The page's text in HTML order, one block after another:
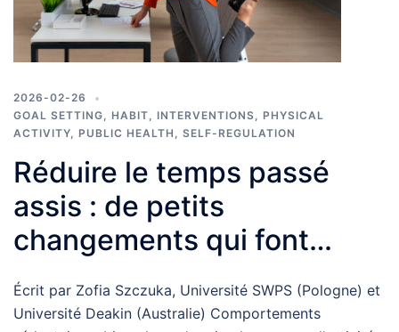
2026-02-26
GOAL SETTING, HABIT, INTERVENTIONS, PHYSICAL
ACTIVITY, PUBLIC HEALTH , SELF-REGULATION
Réduire le temps passé
assis : de petits
changements qui font
toute la différence
Écrit par Zofia Szczuka, Université SWPS (Pologne) et
Université Deakin (Australie) Comportements